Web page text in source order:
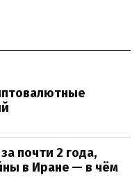
почти 2 года,
в Иране — в чём